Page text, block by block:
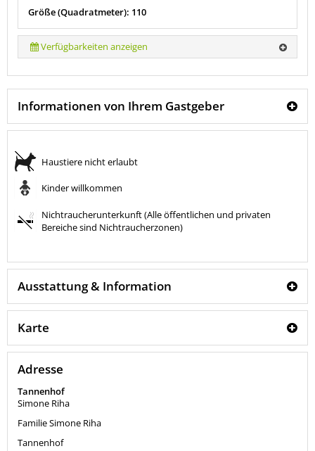
Größe (Quadratmeter): 110
Verfügbarkeiten anzeigen
Informationen von Ihrem Gastgeber
Haustiere nicht erlaubt
Kinder willkommen
Nichtraucherunterkunft (Alle öffentlichen und privaten
Bereiche sind Nichtraucherzonen)
Ausstattung & Information
Karte
Adresse
Tannenhof
Simone Riha
Familie Simone Riha
Tannenhof